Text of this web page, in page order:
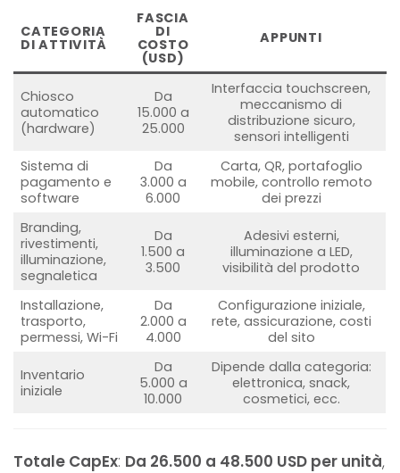
CATEGORIA
DI ATTIVITÀ
FASCIA
DI
COSTO
(USD)
APPUNTI
Chiosco
automatico
(hardware)
Da
15.000 a
25.000
Interfaccia touchscreen,
meccanismo di
distribuzione sicuro,
sensori intelligenti
Sistema di
pagamento e
software
Da
3.000 a
6.000
Carta, QR, portafoglio
mobile, controllo remoto
dei prezzi
Branding,
rivestimenti,
illuminazione,
segnaletica
Da
1.500 a
3.500
Adesivi esterni,
illuminazione a LED,
visibilità del prodotto
Installazione,
trasporto,
permessi, Wi-Fi
Da
2.000 a
4.000
Configurazione iniziale,
rete, assicurazione, costi
del sito
Inventario
iniziale
Da
5.000 a
10.000
Dipende dalla categoria:
elettronica, snack,
cosmetici, ecc.
Totale CapEx: Da 26.500 a 48.500 USD per unità,